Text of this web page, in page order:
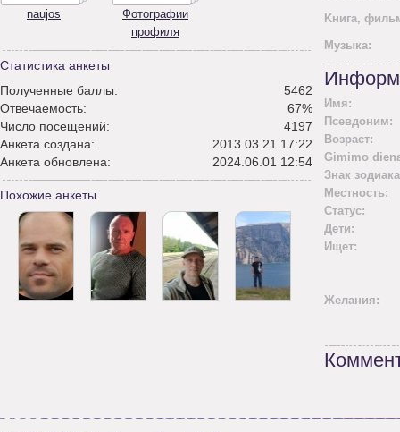
naujos
Фотографии
профиля
Статистика анкеты
Полученные баллы:
5462
Отвечаемость:
67%
Число посещений:
4197
Анкета создана:
2013.03.21 17:22
Анкета обновлена:
2024.06.01 12:54
Похожие анкеты
Kнига,
Mузыка:
Имя:
Псевдоним:
Возраст:
Gimimo
Знак
Местность:
Статус:
Дети:
Ищет:
Желания: